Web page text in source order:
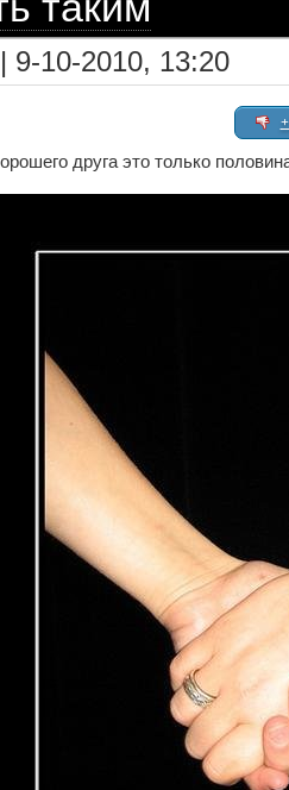
| 9-10-2010, 13:20
друга это только